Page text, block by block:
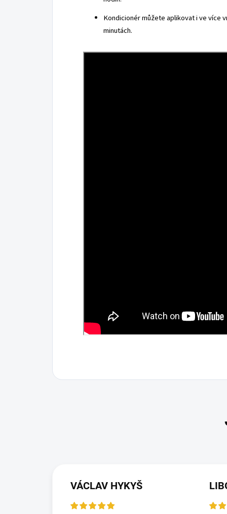
Kondicionér můžete aplikovat i ve více
minutách.
VÁCLAV HYKYŠ